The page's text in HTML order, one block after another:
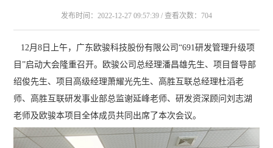
发布时间：2022-12-27 09:57:39 / 查看次数：704
12月8日上午，广东欧骏科技股份有限公司“691研发管理升级项
目”启动大会隆重召开。欧骏公司总经理潘昌雄先生、项目督导部
绍俊先生、项目高级经理萧耀光先生、高胜互联总经理杜滔老
师、高胜互联研发事业部总监谢延峰老师、研发资深顾问刘志湖
老师及欧骏本项目全体成员共同出席了本次会议。